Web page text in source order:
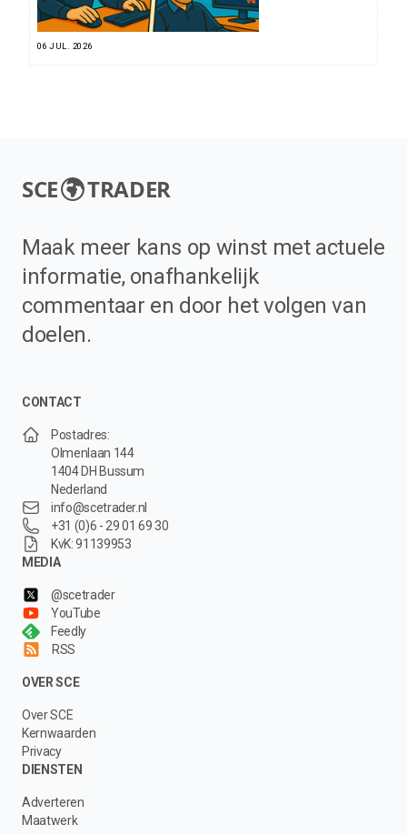
06 JUL. 2026
SCE TRADER
Maak meer kans op winst met actuele
informatie, onafhankelijk
commentaar en door het volgen van
doelen.
CONTACT
Postadres:
Olmenlaan 144
1404 DH Bussum
Nederland
info@scetrader.nl
+31 (0)6 - 29 01 69 30
KvK: 91139953
MEDIA
@scetrader
YouTube
Feedly
RSS
OVER SCE
Over SCE
Kernwaarden
Privacy
DIENSTEN
Adverteren
Maatwerk